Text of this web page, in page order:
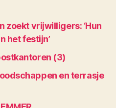
zoekt vrijwilligers: ‘Hun
het festijn’
(3)
en terrasje